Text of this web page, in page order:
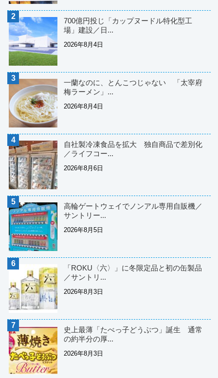
700億円投じ「カップヌードル特化型工
場」建設／日...
2026年8月4日
一蘭なのに、とんこつじゃない 「太宰府
梅ラーメン」...
2026年8月4日
自社製冷凍食品を拡大 独自商品で差別化
／ライフコー...
2026年8月6日
高輪ゲートウェイでノンアル専用自販機／
サントリー...
2026年8月5日
「ROKU〈六〉」に冬限定品と初の缶製品
／サントリ...
2026年8月3日
史上最薄「たべっ子どうぶつ」誕生 通常
の約半分の厚...
2026年8月3日